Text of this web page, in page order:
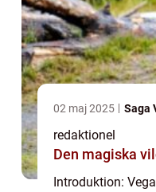
02 maj 2025 Saga
redaktionel
Den magiska
Introduktion: